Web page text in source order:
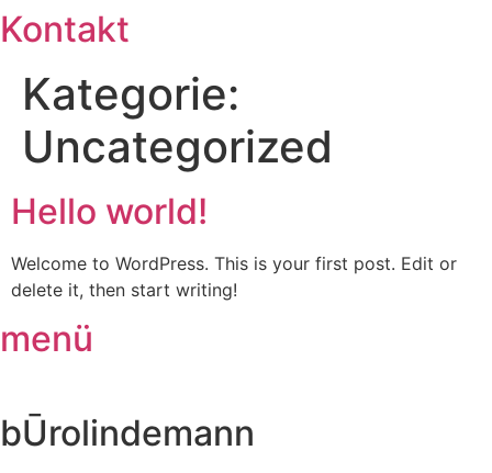
Zum
Inhalt
springen
Kontakt
Kategorie:
Uncategorized
Hello world!
Welcome to WordPress. This is your first post. Edit or
delete it, then start writing!
menü
bŪrolindemann